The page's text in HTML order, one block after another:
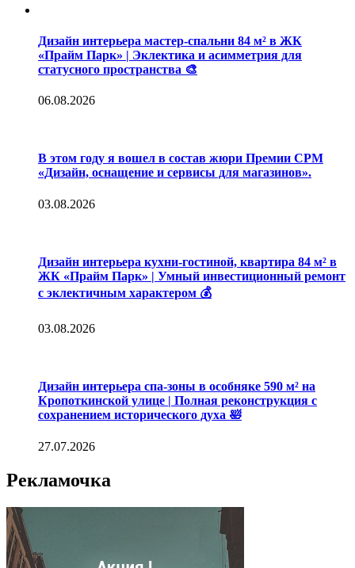
Дизайн интерьера мастер-спальни 84 м² в ЖК
«Прайм Парк» | Эклектика и асимметрия для
статусного пространства 🎨
06.08.2026
В этом году я вошел в состав жюри Премии CPM
«Дизайн, оснащение и сервисы для магазинов».
03.08.2026
Дизайн интерьера кухни-гостиной, квартира 84 м² в
ЖК «Прайм Парк» | Умный инвестиционный ремонт
с эклектичным характером 💰
03.08.2026
Дизайн интерьера спа-зоны в особняке 590 м² на
Кропоткинской улице | Полная реконструкция с
сохранением исторического духа 🛀
27.07.2026
Рекламочка